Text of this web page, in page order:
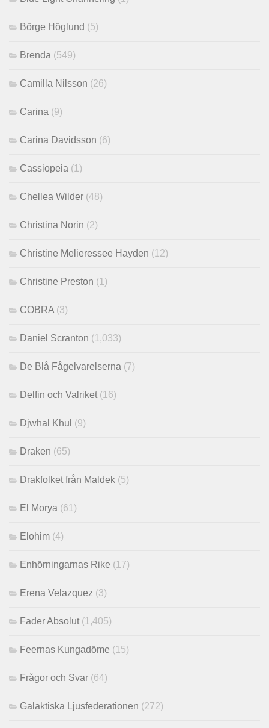
Börge Höglund (5)
Brenda (549)
Camilla Nilsson (26)
Carina (9)
Carina Davidsson (6)
Cassiopeia (1)
Chellea Wilder (48)
Christina Norin (2)
Christine Melieressee Hayden (12)
Christine Preston (1)
COBRA (3)
Daniel Scranton (1,033)
De Blå Fågelvarelserna (7)
Delfin och Valriket (16)
Djwhal Khul (9)
Draken (65)
Drakfolket från Maldek (5)
El Morya (61)
Elohim (4)
Enhörningarnas Rike (17)
Erena Velazquez (3)
Fader Absolut (1,405)
Feernas Kungadöme (15)
Frågor och Svar (64)
Galaktiska Ljusfederationen (272)